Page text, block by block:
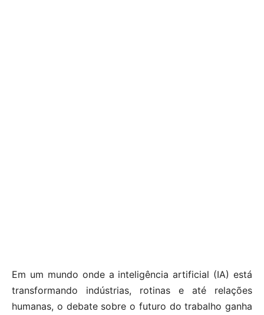
Em um mundo onde a inteligência artificial (IA) está
transformando indústrias, rotinas e até relações
humanas, o debate sobre o futuro do trabalho ganha